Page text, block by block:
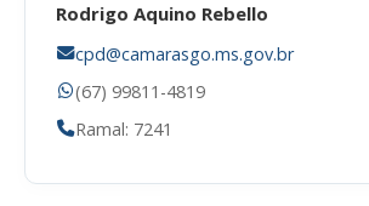
Rodrigo Aquino Rebello
cpd@camarasgo.ms.gov.br
(67) 99811-4819
Ramal: 7241